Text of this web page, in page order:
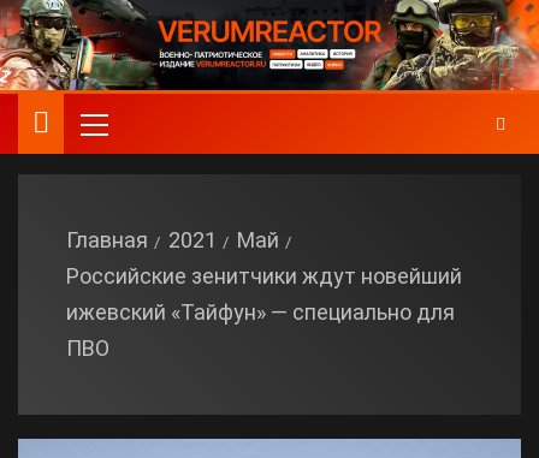
Главная 2021
Май
Российские зенитчики ждут новейший
ижевский «Тайфун» — специально для
ПВО